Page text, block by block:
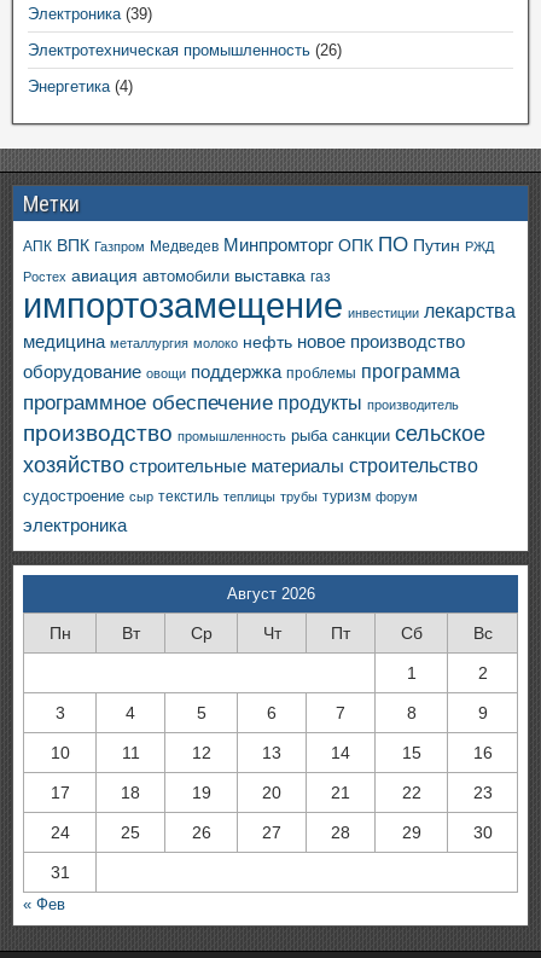
Электроника(39)
Электротехническая промышленность (26)
Энергетика(4)
Метки
АПК ВПК Газпром Медведев Минпромторг ОПК ПО Путин РЖД
Ростех авиация автомобили выставка газ
импортозамещение инвестиции лекарства
медицина металлургия молоко нефть новое производство
оборудование овощи поддержка проблемы программа
программное обеспечение продукты производитель
производство промышленность рыба санкции сельское
хозяйство строительные материалы строительство
судостроение сыр текстиль теплицы трубы туризм форум
электроника
Август 2026
Пн Вт Ср Чт Пт Сб Вс
1 2
3 4 5 6 7 8 9
10 11 12 13 14 15 16
17 18 19 20 21 22 23
24 25 26 27 28 29 30
31
« Фев